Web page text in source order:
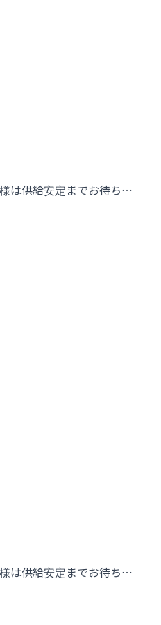
は供給安定までお待ち…
は供給安定までお待ち…